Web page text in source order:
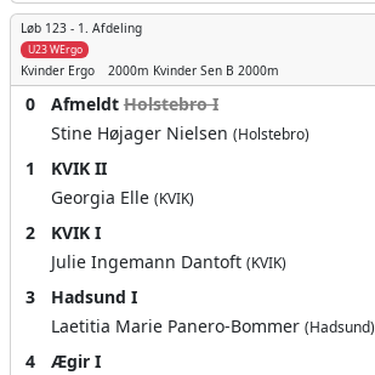
Løb 123 - 1. Afdeling
U23 WErgo
Kvinder Ergo 2000m Kvinder Sen B 2000m
0 AfmeldtHolstebro I
Stine Højager Nielsen (Holstebro)
1
KVIK II
Georgia Elle (KVIK)
2
KVIK I
Julie Ingemann Dantoft (KVIK)
3
Hadsund I
Laetitia Marie Panero-Bommer (Hadsund)
4
Ægir I